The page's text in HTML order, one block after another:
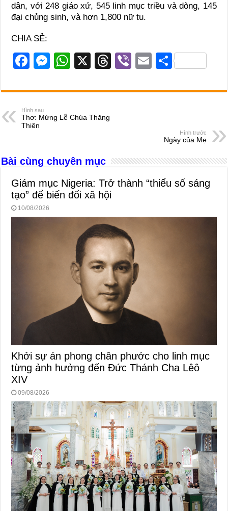
dân, với 248 giáo xứ, 545 linh mục triều và dòng, 145
đại chủng sinh, và hơn 1,800 nữ tu.
CHIA SẺ:
F
c
e
b
o
M
ss
n
er
W
at
A
p
X
T
e
Vi
er
E
ail
S
ar
Hình sau
Thơ: Mừng Lễ Chúa Thăng
Thiên
Hình trước
Ngày của Mẹ
Bài cùng chuyên mục
Giám mục Nigeria: Trở thành “thiểu số sáng
tạo” để biến đổi xã hội
10/08/2026
Khởi sự án phong chân phước cho linh mục
từng ảnh hưởng đến Đức Thánh Cha Lêô
XIV
09/08/2026